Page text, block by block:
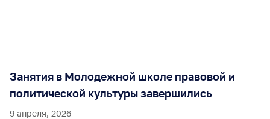
Занятия в Молодежной школе правовой и
политической культуры завершились
9 апреля, 2026